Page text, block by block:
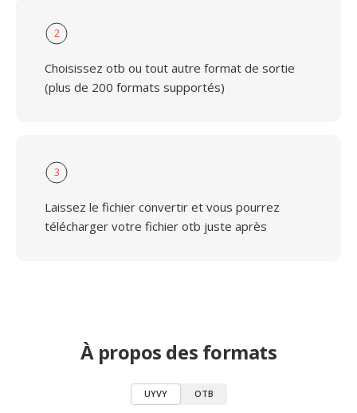
2
Choisissez otb ou tout autre format de sortie
(plus de 200 formats supportés)
3
Laissez le fichier convertir et vous pourrez
télécharger votre fichier otb juste après
À propos des formats
UYVY OTB